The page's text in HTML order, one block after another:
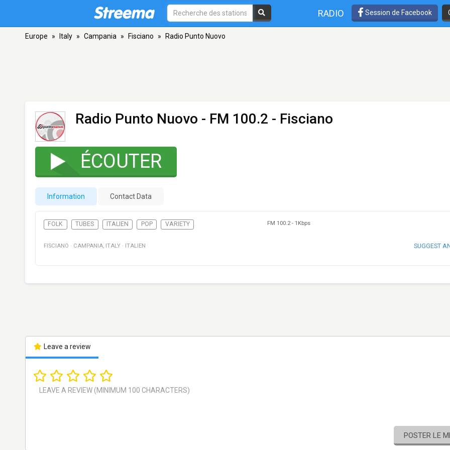
RADIO Session de Facebook
Europe » Italy » Campania » Fisciano » Radio Punto Nuovo
Radio Punto Nuovo - FM 100.2 - Fisciano
ÉCOUTER
Information Contact Data
FOLK TUBES ITALIEN POP VARIETY FM 100.2- 1Kbps
FISCIANO · CAMPANIA, ITALY · ITALIEN SUGGEST
Leave a review
POSTER LE